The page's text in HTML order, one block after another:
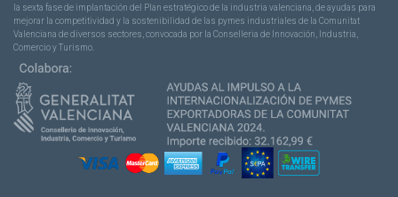
la sexta fase de implantación del Plan estratégico de la industria valenciana, de ayudas para
mejorar la competitividad y la sostenibilidad de las pymes industriales de la Comunitat
Valenciana de diversos sectores, convocada por la Conselleria de Innovación, Industria,
Comercio y Turismo.